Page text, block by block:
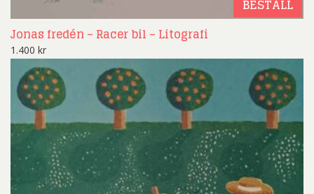
BESTÄLL
Jonas fredén – Racer bil – Litografi
1.400 kr